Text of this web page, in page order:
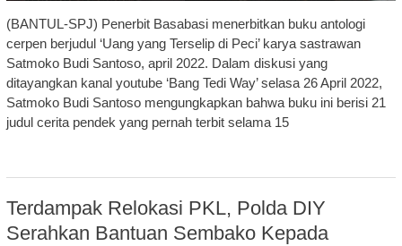
(BANTUL-SPJ) Penerbit Basabasi menerbitkan buku antologi
cerpen berjudul ‘Uang yang Terselip di Peci’ karya sastrawan
Satmoko Budi Santoso, april 2022. Dalam diskusi yang
ditayangkan kanal youtube ‘Bang Tedi Way’ selasa 26 April 2022,
Satmoko Budi Santoso mengungkapkan bahwa buku ini berisi 21
judul cerita pendek yang pernah terbit selama 15
Terdampak Relokasi PKL, Polda DIY
Serahkan Bantuan Sembako Kepada